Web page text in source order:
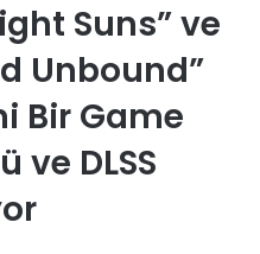
Suns” ve
Unbound”
Bir Game
ve DLSS